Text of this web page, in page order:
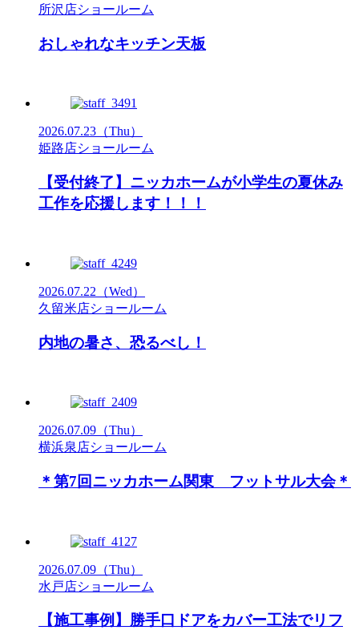
所沢店ショールーム
おしゃれなキッチン天板
2026.07.23 （Thu）
姫路店ショールーム
【受付終了】ニッカホームが小学生の夏休み
工作を応援します！！！
2026.07.22 （Wed）
久留米店ショールーム
内地の暑さ、恐るべし！
2026.07.09 （Thu）
横浜泉店ショールーム
＊第7回ニッカホーム関東 フットサル大会＊
2026.07.09 （Thu）
水戸店ショールーム
【施工事例】勝手口ドアをカバー工法でリフ